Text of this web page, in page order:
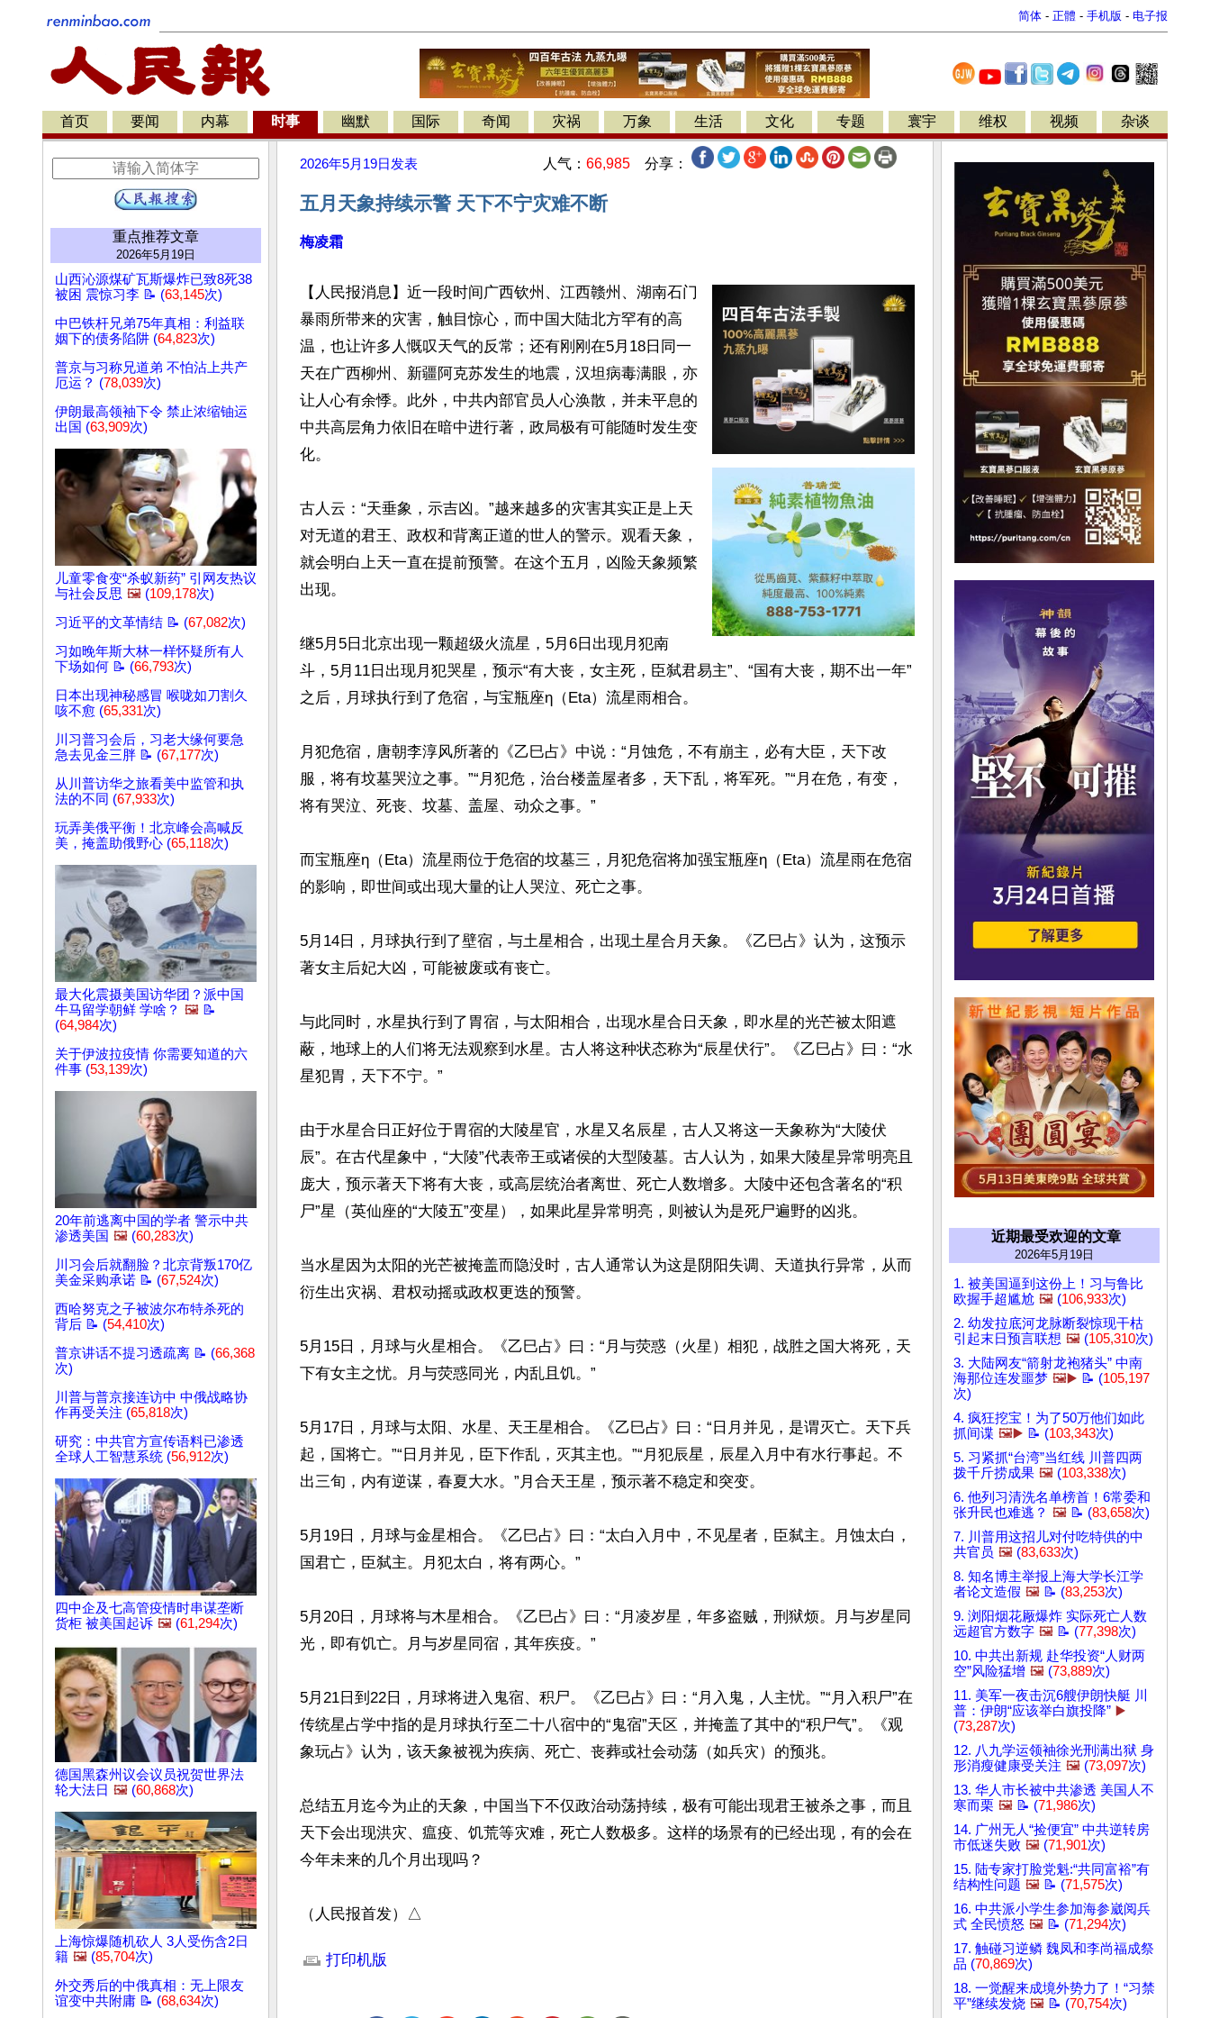
简体 - 正體 - 手机版 - 电子报
首页 要闻 内幕 时事 幽默 国际 奇闻 灾祸 万象 生活 文化 专题 寰宇 维权 视频 杂谈
重点推荐文章
2026年5月19日
山西沁源煤矿瓦斯爆炸已致8死38
被困 震惊习李 📝 (63,145次)
中巴铁杆兄弟75年真相：利益联
姻下的债务陷阱 (64,823次)
普京与习称兄道弟 不怕沾上共产
厄运？ (78,039次)
伊朗最高领袖下令 禁止浓缩铀运
出国 (63,909次)
儿童零食变“杀蚁新药” 引网友热议
与社会反思 🖼️ (109,178次)
习近平的文革情结 📝 (67,082次)
习如晚年斯大林一样怀疑所有人
下场如何 📝 (66,793次)
日本出现神秘感冒 喉咙如刀割久
咳不愈 (65,331次)
川习普习会后，习老大缘何要急
急去见金三胖 📝 (67,177次)
从川普访华之旅看美中监管和执
法的不同 (67,933次)
玩弄美俄平衡！北京峰会高喊反
美，掩盖助俄野心 (65,118次)
最大化震摄美国访华团？派中国
牛马留学朝鲜 学啥？ 🖼️ 📝
(64,984次)
关于伊波拉疫情 你需要知道的六
件事 (53,139次)
20年前逃离中国的学者 警示中共
渗透美国 🖼️ (60,283次)
川习会后就翻脸？北京背叛170亿
美金采购承诺 📝 (67,524次)
西哈努克之子被波尔布特杀死的
背后 📝 (54,410次)
普京讲话不提习透疏离 📝 (66,368
次)
川普与普京接连访中 中俄战略协
作再受关注 (65,818次)
研究：中共官方宣传语料已渗透
全球人工智慧系统 (56,912次)
四中企及七高管疫情时串谋垄断
货柜 被美国起诉 🖼️ (61,294次)
德国黑森州议会议员祝贺世界法
轮大法日 🖼️ (60,868次)
上海惊爆随机砍人 3人受伤含2日
籍 🖼️ (85,704次)
外交秀后的中俄真相：无上限友
谊变中共附庸 📝 (68,634次)
2026年5月19日 发表 人气： 66,985 分享：
五月天象持续示警 天下不宁灾难不断
梅凌霜
【人民报消息】近一段时间广西钦州、江西赣州、湖南石门
暴雨所带来的灾害，触目惊心，而中国大陆北方罕有的高
温，也让许多人慨叹天气的反常；还有刚刚在5月18日同一
天在广西柳州、新疆阿克苏发生的地震，汉坦病毒满眼，亦
让人心有余悸。此外，中共内部官员人心涣散，并未平息的
中共高层角力依旧在暗中进行著，政局极有可能随时发生变
化。
古人云：“天垂象，示吉凶。”越来越多的灾害其实正是上天
对无道的君王、政权和背离正道的世人的警示。观看天象，
就会明白上天一直在提前预警。在这个五月，凶险天象频繁
出现。
继5月5日北京出现一颗超级火流星，5月6日出现月犯南
斗，5月11日出现月犯哭星，预示“有大丧，女主死，臣弑君易主”、“国有大丧，期不出一年”
之后，月球执行到了危宿，与宝瓶座η（Eta）流星雨相合。
月犯危宿，唐朝李淳风所著的《乙巳占》中说：“月蚀危，不有崩主，必有大臣，天下改
服，将有坟墓哭泣之事。”“月犯危，治台楼盖屋者多，天下乱，将军死。”“月在危，有变，
将有哭泣、死丧、坟墓、盖屋、动众之事。”
而宝瓶座η（Eta）流星雨位于危宿的坟墓三，月犯危宿将加强宝瓶座η（Eta）流星雨在危宿
的影响，即世间或出现大量的让人哭泣、死亡之事。
5月14日，月球执行到了壁宿，与土星相合，出现土星合月天象。《乙巳占》认为，这预示
著女主后妃大凶，可能被废或有丧亡。
与此同时，水星执行到了胃宿，与太阳相合，出现水星合日天象，即水星的光芒被太阳遮
蔽，地球上的人们将无法观察到水星。古人将这种状态称为“辰星伏行”。《乙巳占》曰：“水
星犯胃，天下不宁。”
由于水星合日正好位于胃宿的大陵星官，水星又名辰星，古人又将这一天象称为“大陵伏
辰”。在古代星象中，“大陵”代表帝王或诸侯的大型陵墓。古人认为，如果大陵星异常明亮且
庞大，预示著天下将有大丧，或高层统治者离世、死亡人数增多。大陵中还包含著名的“积
尸”星（英仙座的“大陵五”变星），如果此星异常明亮，则被认为是死尸遍野的凶兆。
当水星因为太阳的光芒被掩盖而隐没时，古人通常认为这是阴阳失调、天道执行异常，从而
衍生出灾祸、君权动摇或政权更迭的预警。
5月15日，月球与火星相合。《乙巳占》曰：“月与荧惑（火星）相犯，战胜之国大将死，天
下有女主之忧。月与荧惑同光，内乱且饥。”
5月17日，月球与太阳、水星、天王星相合。《乙巳占》曰：“日月并见，是谓灭亡。天下兵
起，国将亡。”“日月并见，臣下作乱，灭其主也。”“月犯辰星，辰星入月中有水行事起。不
出三旬，内有逆谋，春夏大水。”月合天王星，预示著不稳定和突变。
5月19日，月球与金星相合。《乙巳占》曰：“太白入月中，不见星者，臣弑主。月蚀太白，
国君亡，臣弑主。月犯太白，将有两心。”
5月20日，月球将与木星相合。《乙巳占》曰：“月凌岁星，年多盗贼，刑狱烦。月与岁星同
光，即有饥亡。月与岁星同宿，其年疾疫。”
5月21日到22日，月球将进入鬼宿、积尸。《乙巳占》曰：“月入鬼，人主忧。”“月入积尸”在
传统星占学中指的是月球执行至二十八宿中的“鬼宿”天区，并掩盖了其中的“积尸气”。《观
象玩占》认为，该天象被视为疾病、死亡、丧葬或社会动荡（如兵灾）的预兆。
总结五月迄今为止的天象，中国当下不仅政治动荡持续，极有可能出现君王被杀之事，而且
天下会出现洪灾、瘟疫、饥荒等灾难，死亡人数极多。这样的场景有的已经出现，有的会在
今年未来的几个月出现吗？
（人民报首发）△
打印机版
近期最受欢迎的文章
2026年5月19日
1. 被美国逼到这份上！习与鲁比
欧握手超尴尬 🖼️ (106,933次)
2. 幼发拉底河龙脉断裂惊现干枯
引起末日预言联想 🖼️ (105,310次)
3. 大陆网友“箭射龙袍猪头” 中南
海那位连发噩梦 🖼️▶️ 📝 (105,197
次)
4. 疯狂挖宝！为了50万他们如此
抓间谍 🖼️▶️ 📝 (103,343次)
5. 习紧抓“台湾”当红线 川普四两
拨千斤捞成果 🖼️ (103,338次)
6. 他列习清洗名单榜首！6常委和
张升民也难逃？ 🖼️ 📝 (83,658次)
7. 川普用这招儿对付吃特供的中
共官员 🖼️ (83,633次)
8. 知名博主举报上海大学长江学
者论文造假 🖼️ 📝 (83,253次)
9. 浏阳烟花厰爆炸 实际死亡人数
远超官方数字 🖼️ 📝 (77,398次)
10. 中共出新规 赴华投资“人财两
空”风险猛增 🖼️ (73,889次)
11. 美军一夜击沉6艘伊朗快艇 川
普：伊朗“应该举白旗投降” ▶️
(73,287次)
12. 八九学运领袖徐光刑满出狱 身
形消瘦健康受关注 🖼️ (73,097次)
13. 华人市长被中共渗透 美国人不
寒而栗 🖼️ 📝 (71,986次)
14. 广州无人“捡便宜” 中共逆转房
市低迷失败 🖼️ (71,901次)
15. 陆专家打脸党魁:“共同富裕”有
结构性问题 🖼️ 📝 (71,575次)
16. 中共派小学生参加海参崴阅兵
式 全民愤怒 🖼️ 📝 (71,294次)
17. 触碰习逆鳞 魏凤和李尚福成祭
品 (70,869次)
18. 一觉醒来成境外势力了！“习禁
平”继续发烧 🖼️ 📝 (70,754次)